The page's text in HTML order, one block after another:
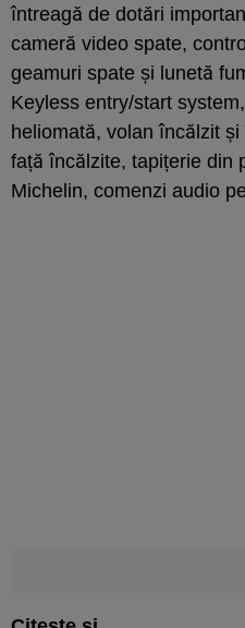
întreagă de dotări
cameră video spate,
geamuri spate și lunetă
Keyless entry/start
heliomată, volan încălzit
față încălzite, tapițerie din
Michelin, comenzi audio